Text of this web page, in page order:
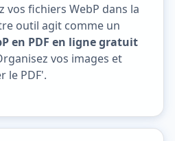
vos fichiers WebP dans la
outil agit comme un
en PDF en ligne gratuit
vos images et
le PDF'.